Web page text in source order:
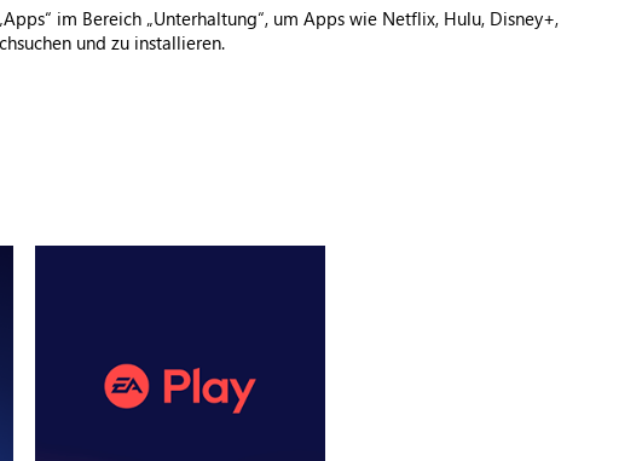
im Bereich „Unterhaltung“, um Apps wie Netflix, Hulu, Disney+,
und zu installieren.